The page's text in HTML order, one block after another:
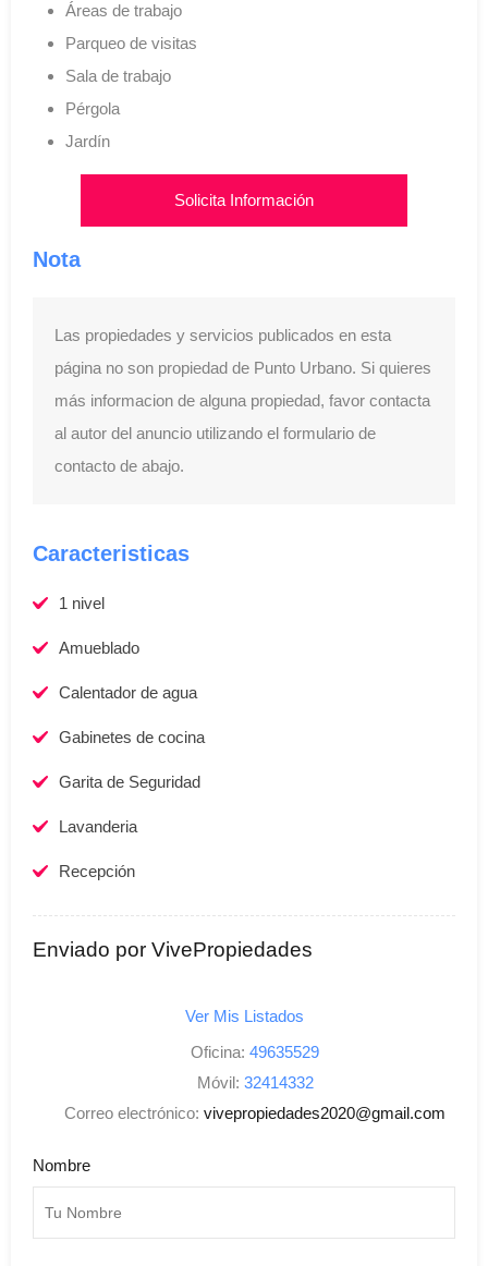
Áreas de trabajo
Parqueo de visitas
Sala de trabajo
Pérgola
Jardín
Solicita Información
Nota
Las propiedades y servicios publicados en esta
página no son propiedad de Punto Urbano. Si quieres
más informacion de alguna propiedad, favor contacta
al autor del anuncio utilizando el formulario de
contacto de abajo.
Caracteristicas
1 nivel
Amueblado
Calentador de agua
Gabinetes de cocina
Garita de Seguridad
Lavanderia
Recepción
Enviado por VivePropiedades
Ver Mis Listados
Oficina: 49635529
Móvil: 32414332
Correo electrónico: vivepropiedades2020@gmail.com
Nombre